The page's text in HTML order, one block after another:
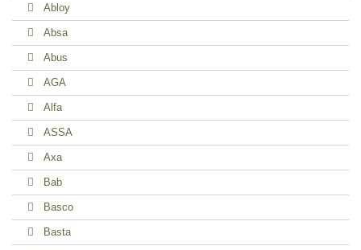
Abloy
Absa
Abus
AGA
Alfa
ASSA
Axa
Bab
Basco
Basta